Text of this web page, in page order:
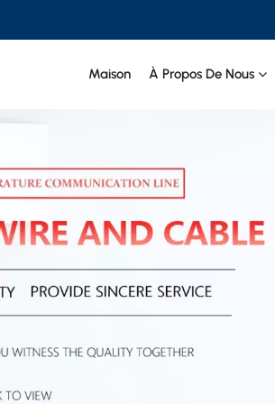
Maison À Propos De Nous